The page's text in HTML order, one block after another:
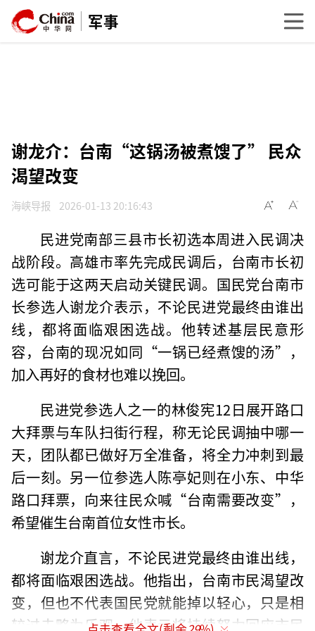
军事
谢龙介：台南“这锅汤被煮馊了” 民众
渴望改变
海峡导报 2026-01-13 20:16:43
民进党南部三县市长初选本周进入民调决
战阶段。高雄市率先完成民调后，台南市长初
选可能于这两天启动关键民调。国民党台南市
长参选人谢龙介表示，不论民进党最终由谁出
线，都将面临艰困选战。他转述基层民意形
容，台南的现况如同“一锅已经煮馊的汤”，
加入再好的食材也难以挽回。
民进党参选人之一的林俊宪12日展开路口
大拜票与车队扫街行程，称无论民调抽中哪一
天，团队都已做好万全准备，将全力冲刺到最
后一刻。另一位参选人陈亭妃则在小东、中华
路口拜票，向来往民众喊“台南需要改变”，
希望催生台南首位女性市长。
谢龙介直言，不论民进党最终由谁出线，
都将面临艰困选战。他指出，台南市民渴望改
变，但也不代表国民党就能掉以轻心，只是相
较过去略为乐观。他表示将持续努力回应市民